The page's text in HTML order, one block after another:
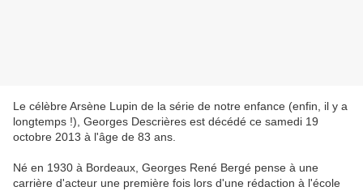
Le célèbre Arsène Lupin de la série de notre enfance (enfin, il y a
longtemps !), Georges Descrières est décédé ce samedi 19
octobre 2013 à l'âge de 83 ans.
Né en 1930 à Bordeaux, Georges René Bergé pense à une
carrière d'acteur une première fois lors d'une rédaction à l'école